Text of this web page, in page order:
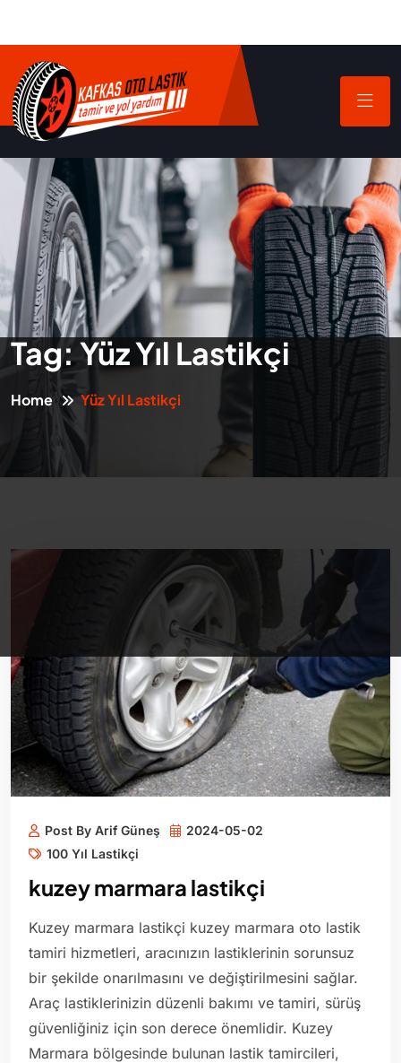
Tag:Yüz Yıl Lastikçi
Home Yüz Yıl Lastikçi
Post By Arif Güneş
2024-05-02
100 Yıl Lastikçi
kuzey marmara lastikçi
Kuzey marmara lastikçi kuzey marmara oto lastik
tamiri hizmetleri, aracınızın lastiklerinin sorunsuz
bir şekilde onarılmasını ve değiştirilmesini sağlar.
Araç lastiklerinizin düzenli bakımı ve tamiri, sürüş
güvenliğiniz için son derece önemlidir. Kuzey
Marmara bölgesinde bulunan lastik tamircileri,